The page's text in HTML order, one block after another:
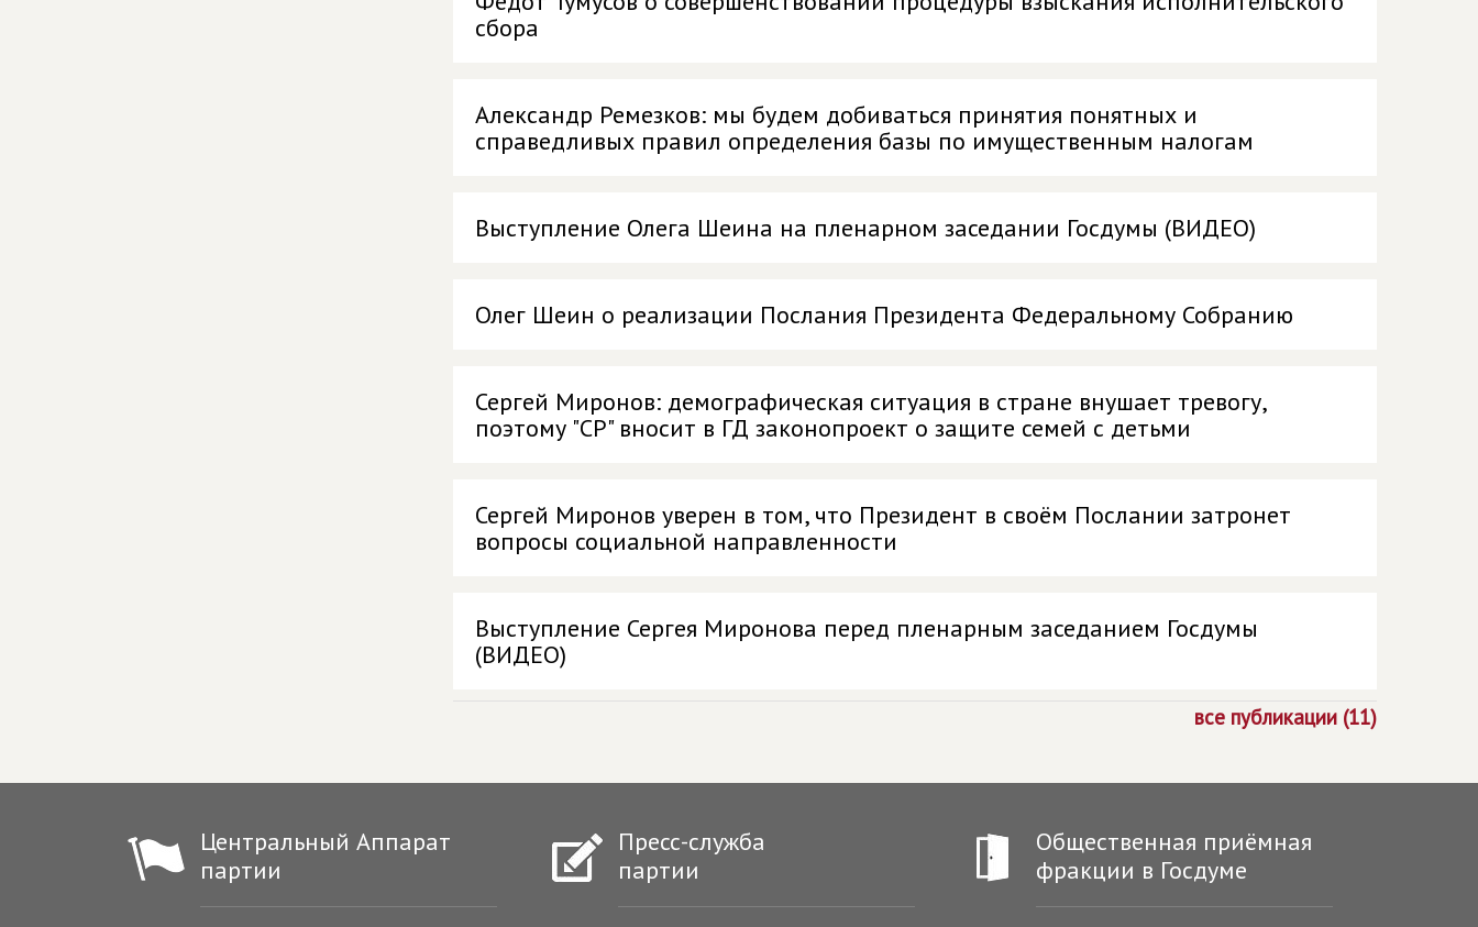
сбора
Александр Ремезков: мы будем добиваться принятия понятных и
справедливых правил определения базы по имущественным налогам
Выступление Олега Шеина на пленарном заседании Госдумы (ВИДЕО)
Олег Шеин о реализации Послания Президента Федеральному Собранию
Сергей Миронов: демографическая ситуация в стране внушает тревогу,
поэтому "СР" вносит в ГД законопроект о защите семей с детьми
Сергей Миронов уверен в том, что Президент в своём Послании затронет
вопросы социальной направленности
Выступление Сергея Миронова перед пленарным заседанием Госдумы
(ВИДЕО)
все публикации (11)
Центральный Аппарат
партии
Пресс-служба
партии
Общественная приёмная
фракции в Госдуме